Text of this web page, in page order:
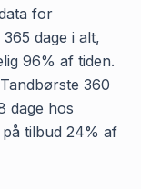
for
dage i alt,
96% af tiden.
360
dage hos
tilbud 24% af